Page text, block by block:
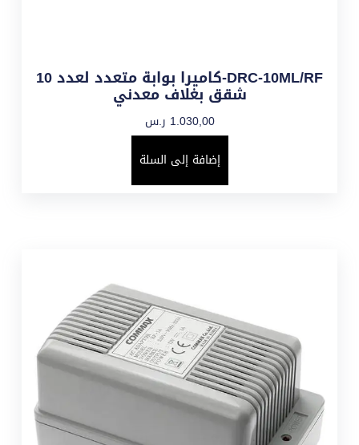
DRC-10ML/RF-كاميرا بوابة متعدد لعدد 10
شقق بغلاف معدني
1.030,00 ر.س
إضافة إلى السلة